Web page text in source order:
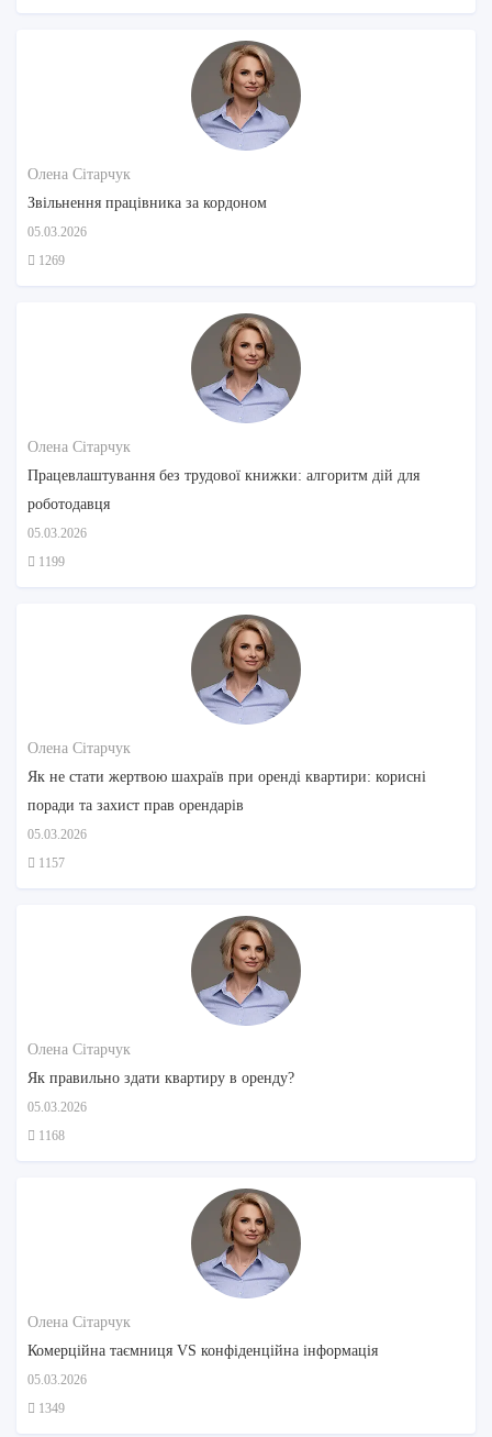
Олена Сітарчук
Звільнення працівника за кордоном
05.03.2026
1269
Олена Сітарчук
Працевлаштування без трудової книжки: алгоритм дій для
роботодавця
05.03.2026
1199
Олена Сітарчук
Як не стати жертвою шахраїв при оренді квартири: корисні
поради та захист прав орендарів
05.03.2026
1157
Олена Сітарчук
Як правильно здати квартиру в оренду?
05.03.2026
1168
Олена Сітарчук
Комерційна таємниця VS конфіденційна інформація
05.03.2026
1349